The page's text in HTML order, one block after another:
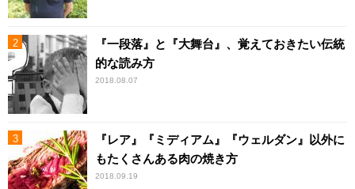
『一段落』と『大舞台』、覚えておきたい伝統
的な読み方
2018.08.07
『レア』『ミディアム』『ウェルダン』以外に
もたくさんある肉の焼き方
2018.09.19